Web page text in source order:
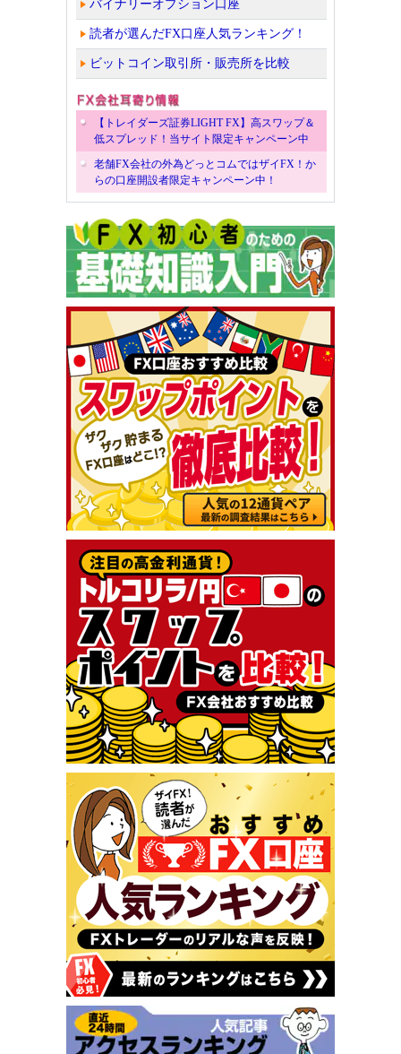
バイナリーオプション口座
読者が選んだFX口座人気ランキング！
ビットコイン取引所・販売所を比較
【トレイダーズ証券LIGHT FX】高スワップ＆
低スプレッド！当サイト限定キャンペーン中
老舗FX会社の外為どっとコムではザイFX！か
らの口座開設者限定キャンペーン中！